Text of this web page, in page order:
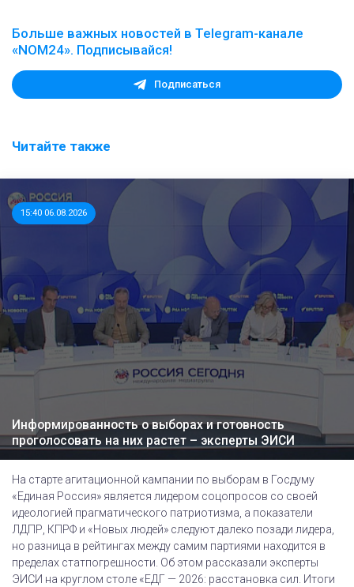
Больше важных новостей в Telegram-канале
«NOM24». Подписывайся!
Подписаться
Читайте также
15:40 06.08.2026
Информированность о выборах и готовность
проголосовать на них растет – эксперты ЭИСИ
На старте агитационной кампании по выборам в Госдуму
«Единая Россия» является лидером соцопросов со своей
идеологией прагматического патриотизма, а показатели
ЛДПР, КПРФ и «Новых людей» следуют далеко позади лидера,
но разница в рейтингах между самим партиями находится в
пределах статпогрешности. Об этом рассказали эксперты
ЭИСИ на круглом столе «ЕДГ — 2026: расстановка сил. Итоги